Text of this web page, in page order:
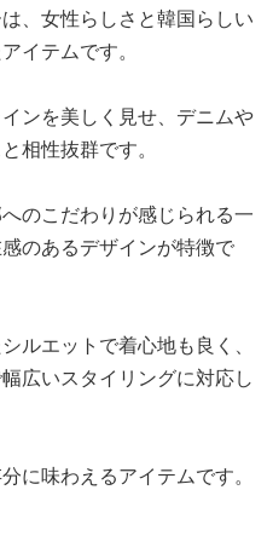
、女性らしさと韓国らしい
イテムです。
ンを美しく見せ、デニムや
相性抜群です。
のこだわりが感じられる一
のあるデザインが特徴で
ルエットで着心地も良く、
広いスタイリングに対応し
に味わえるアイテムです。